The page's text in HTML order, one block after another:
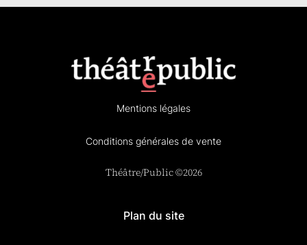
Mentions légales
Conditions générales de vente
Théâtre/Public ©2026
Plan du site